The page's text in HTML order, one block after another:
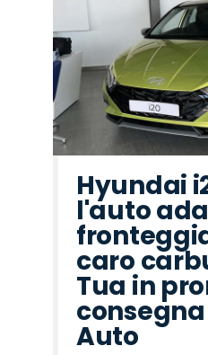
Hyundai
l'auto
caro
Tua in
Auto